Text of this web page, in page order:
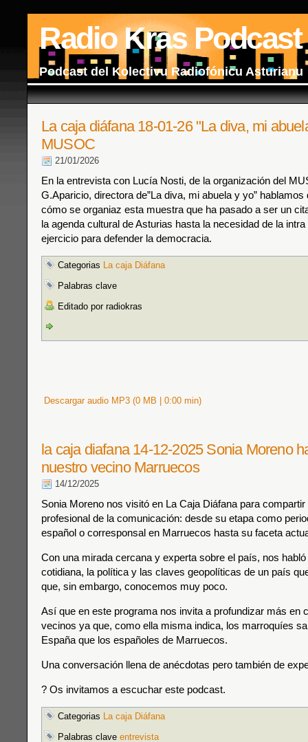
Radio Kras Podcast
Podcast del Kolectivu Radiofónicu Asturianu
La caja diáfana 18-01-26 "La diva, mi
MUSOC
21/01/2026
En la entrevista con Lucía Nosti, de la organización del
G.Aparicio, directora de”La diva, mi abuela y yo” hablamos
cómo se organiaz esta muestra que ha pasado a ser un
la agenda cultural de Asturias hasta la necesidad de la
ejercicio para defender la democracia.
Categorias La caja Diáfana
Palabras clave
Editado por radiokras
Descargar audio MP3 (0 MB | 0:00 min)
la caja diafana 14-12-2025 Sonia Moreno
nuestro vecino Marruecos
14/12/2025
Sonia Moreno nos visitó en La Caja Diáfana para
profesional de la comunicación: desde su etapa como
español o corresponsal en Marruecos hasta su faceta
Con una mirada cercana y experta sobre el país, nos
cotidiana, la política y las claves geopolíticas de un país
que, sin embargo, conocemos muy poco.
Así que en este programa nos invita a profundizar más en
vecinos ya que, como ella misma indica, los marroquíes
España que los españoles de Marruecos.
Una conversación llena de anécdotas pero también de
? Os invitamos a escuchar este podcast.
Categorias La caja Diáfana
Palabras clave entrevista